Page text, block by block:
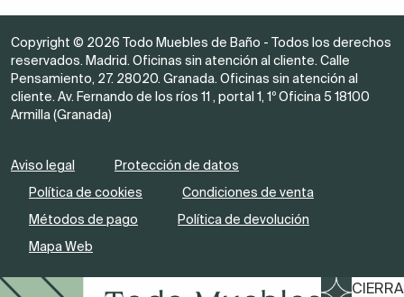
Copyright © 2026 Todo Muebles de Baño - Todos los derechos
reservados. Madrid. Oficinas sin atención al cliente. Calle
Pensamiento, 27. 28020. Granada. Oficinas sin atención al
cliente. Av. Fernando de los ríos 11 , portal 1, 1º Oficina 5 18100
Armilla (Granada)
Aviso legal
Protección de datos
Política de cookies
Condiciones de venta
Métodos de pago
Política de devolución
Mapa Web
CIERRA